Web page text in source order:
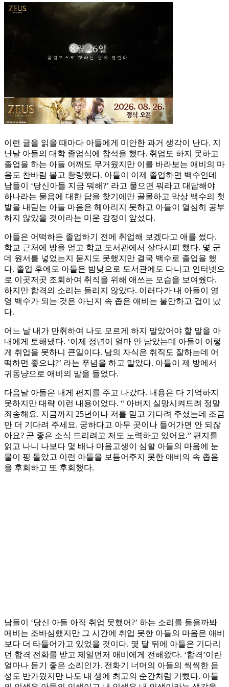
이런 글을 읽을 때마다 아들에게 미안한 과거 생각이 난다. 지
난날 아들의 대학 졸업식에 참석을 했다. 취업도 하지 못하고
졸업을 하는 아들 어깨도 무거웠지만 이를 바라보는 애비의 마
음도 찬바람 불고 황량했다. 아들이 이제 졸업하면 백수인데
남들이 ‘당신아들 지금 뭐해?’ 라고 물으면 뭐라고 대답해야
하나라는 물음에 대한 답을 찾기에만 골몰하고 막상 백수의 첫
발을 내딛는 아들 마음은 헤아리지 못하고 아들이 열심히 공부
하지 않았을 것이라는 미운 감정이 앞섰다.
아들은 어떡하든 졸업하기 전에 취업해 보겠다고 애를 썼다.
학교 근처에 방을 얻고 학교 도서관에서 살다시피 했다. 몇 군
데 원서를 넣었는지 묻지도 못했지만 결국 백수로 졸업을 했
다. 졸업 후에도 아들은 밤낮으로 도서관에도 다니고 인터넷으
로 이곳저곳 조회하여 취직을 위해 애쓰는 모습을 보여줬다.
하지만 합격의 소리는 들리지 않았다. 이러다가 내 아들이 영
영 백수가 되는 것은 아닌지 속 좁은 애비는 불안하고 겁이 났
다.
어느 날 내가 만취하여 나도 모르게 하지 말았어야 할 말을 아
내에게 토해냈다. ‘이제 정년이 얼마 안 남았는데 아들이 이렇
게 취업을 못하니 큰일이다. 남의 자식은 취직도 잘하는데 어
떡하면 좋으냐?’ 라는 푸념을 하고 말았다. 아들이 제 방에서
귀동냥으로 애비의 말을 들었다.
다음날 아들은 내게 편지를 주고 나갔다. 내용은 다 기억하지
못하지만 대략 이런 내용이었다. “ 아버지 실망시켜드려 정말
죄송해요. 지금까지 25년이나 저를 믿고 기다려 주셨는데 조금
만 더 기다려 주세요. 궁하다고 아무 곳이나 들어가면 안 되잖
아요? 곧 좋은 소식 드리려고 저도 노력하고 있어요.” 편지를
읽고 나니 나보다 몇 배나 마음고생이 심할 아들의 마음에 눈
물이 핑 돌았고 이런 아들을 보듬어주지 못한 애비의 속 좁음
을 후회하고 또 후회했다.
남들이 ‘당신 아들 아직 취업 못했어?’ 하는 소리를 들을까봐
애비는 조바심했지만 그 시간에 취업 못한 아들의 마음은 애비
보다 더 타들어가고 있었을 것이다. 몇 달 뒤에 아들은 기다리
던 합격 전화를 받고 제일먼저 애비에게 전해왔다. ‘합격’이란
얼마나 듣기 좋은 소리인가. 전화기 너머의 아들의 씩씩한 음
성도 반가웠지만 나도 내 생에 최고의 순간처럼 기뻤다. 아들